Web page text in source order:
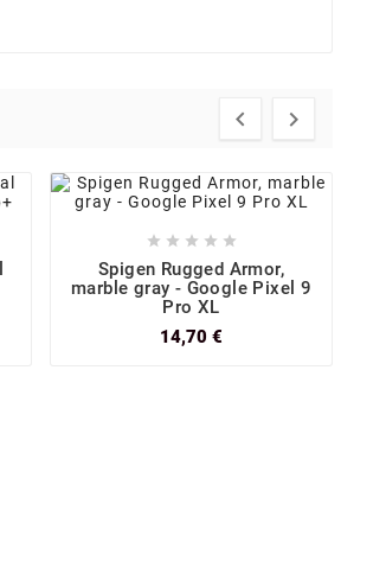
 
    
Spigen Rugged Armor,
marble gray - Google Pixel 9
Pro XL
14,70 €